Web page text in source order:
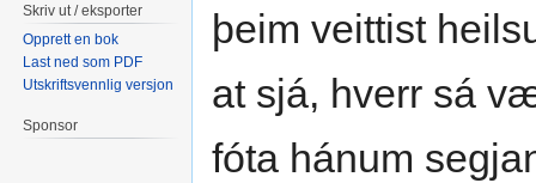
þeim veittist
at sjá, hverr sá
fóta hánum
Skriv ut / eksporter
Opprett en bok
Last ned som PDF
Utskriftsvennlig versjon
Sponsor